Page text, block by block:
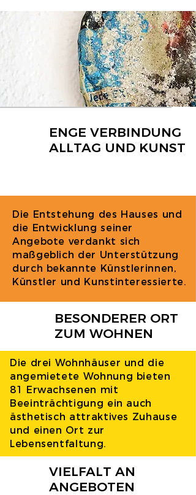
ENGE VERBINDUNG
ALLTAG UND KUNST
Die Entstehung des Hauses und
die Entwicklung seiner
Angebote verdankt sich
maßgeblich der Unterstützung
durch bekannte Künstlerinnen,
Künstler und Kunstinteressierte.
BESONDERER ORT
ZUM WOHNEN
Die drei Wohnhäuser und die
angemietete Wohnung bieten
81 Erwachsenen mit
Beeinträchtigung ein auch
ästhetisch attraktives Zuhause
und einen Ort zur
Lebensentfaltung.
VIELFALT AN
ANGEBOTEN